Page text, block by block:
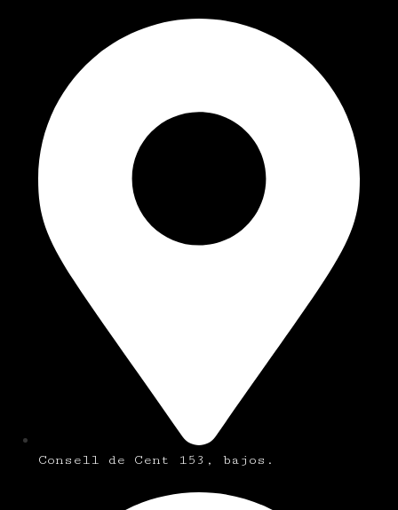
Consell de Cent 153, bajos.